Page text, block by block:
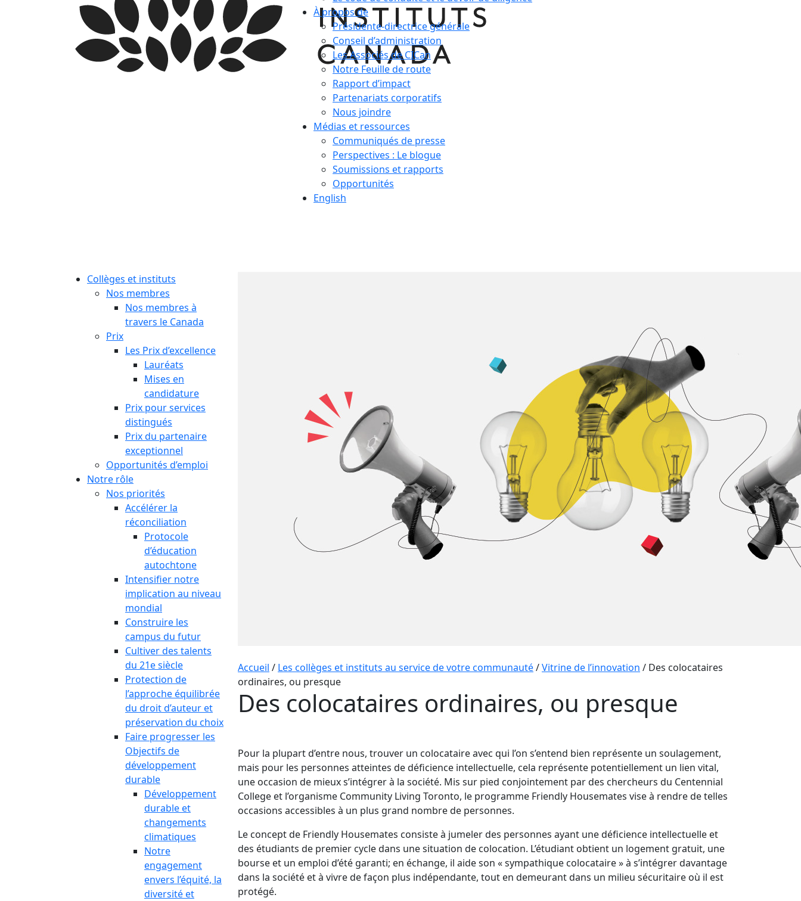
À propos de
Présidente-directrice générale
Conseil d’administration
Les Associés de CICan
Notre Feuille de route
Rapport d’impact
Partenariats corporatifs
Nous joindre
Médias et ressources
Communiqués de presse
Perspectives : Le blogue
Soumissions et rapports
Opportunités
English
Collèges et instituts
Nos membres
Nos membres à
travers le Canada
Prix
Les Prix d’excellence
Lauréats
Mises en
candidature
Prix pour services
distingués
Prix du partenaire
exceptionnel
Opportunités d’emploi
Notre rôle
Nos priorités
Accélérer la
réconciliation
Protocole
d’éducation
autochtone
Intensifier notre
implication au niveau
mondial
Construire les
campus du futur
Cultiver des talents
du 21e siècle
Protection de
l’approche équilibrée
du droit d’auteur et
préservation du choix
Faire progresser les
Objectifs de
développement
durable
Développement
durable et
changements
climatiques
Notre
engagement
envers l’équité, la
diversité et
Accueil / Les collèges et instituts au service de votre communauté/Vitrine de l’innovation / Des colocataires
ordinaires, ou presque
Des colocataires ordinaires, ou presque
Pour la plupart d’entre nous, trouver un colocataire avec qui l’on s’entend bien représente un soulagement,
mais pour les personnes atteintes de déficience intellectuelle, cela représente potentiellement un lien vital,
une occasion de mieux s’intégrer à la société. Mis sur pied conjointement par des chercheurs du Centennial
College et l’organisme Community Living Toronto, le programme Friendly Housemates vise à rendre de telles
occasions accessibles à un plus grand nombre de personnes.
Le concept de Friendly Housemates consiste à jumeler des personnes ayant une déficience intellectuelle et
des étudiants de premier cycle dans une situation de colocation. L’étudiant obtient un logement gratuit, une
bourse et un emploi d’été garanti; en échange, il aide son « sympathique colocataire » à s’intégrer davantage
dans la société et à vivre de façon plus indépendante, tout en demeurant dans un milieu sécuritaire où il est
protégé.